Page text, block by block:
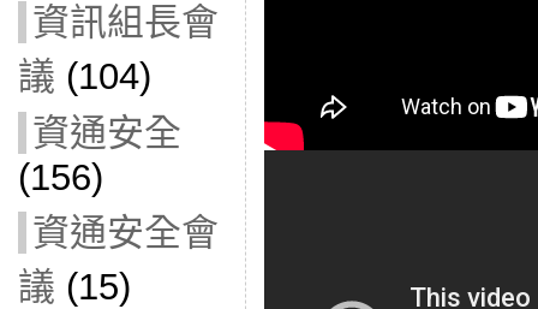
資訊組長會
議 (104)
資通安全
(156)
資通安全會
議 (15)